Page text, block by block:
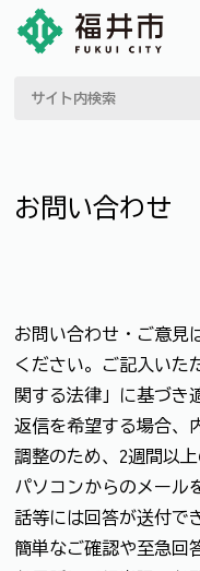
お問い合わせ
お問い合わせ・ご意見
ください。ご記入いた
関する法律」に基づき
返信を希望する場合、
調整のため、2週間以
パソコンからのメール
話等には回答が送付で
簡単なご確認や至急回